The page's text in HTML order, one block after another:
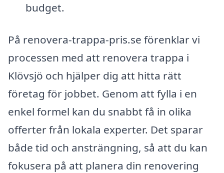
budget.
På renovera-trappa-pris.se förenklar vi
processen med att renovera trappa i
Klövsjö och hjälper dig att hitta rätt
företag för jobbet. Genom att fylla i en
enkel formel kan du snabbt få in olika
offerter från lokala experter. Det sparar
både tid och ansträngning, så att du kan
fokusera på att planera din renovering